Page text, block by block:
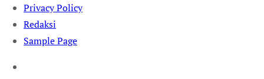
Privacy Policy
Redaksi
Sample Page